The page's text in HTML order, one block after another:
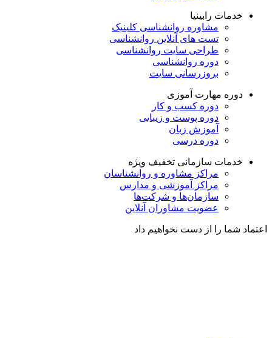
خدمات رابینیا
مشاوره روانشناسی کلینیک
تست های آنلاین روانشناسی
طراحی سایت روانشناسی
دوره روانشناسی
بروزرسانی سایت
دوره مهارت آموزی
دوره کسب و کار
دوره پوست و زیبایی
آموزش زبان
دوره درسی
خدمات سازمانی تخفیف ویژه
مراکز مشاوره و روانشناسان
مراکز آموزشی و مدارس
سازمان‌ها و شرکت‌ها
عضویت مشاوران آنلاین
اعتماد شما را از دست نخواهیم داد